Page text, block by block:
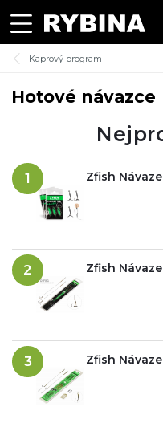
Kaprový program
Hotové návazce
1 Zfish
2 Zfish
3 Zfish